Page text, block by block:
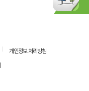
개인정보 처리방침